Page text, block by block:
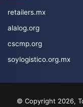
retailers.mx
alalog.org
cscmp.org
soylogistico.org.mx
© Copyright 2026,